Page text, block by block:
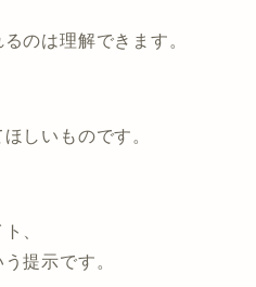
のは理解できます。
しいものです。
、
提示です。